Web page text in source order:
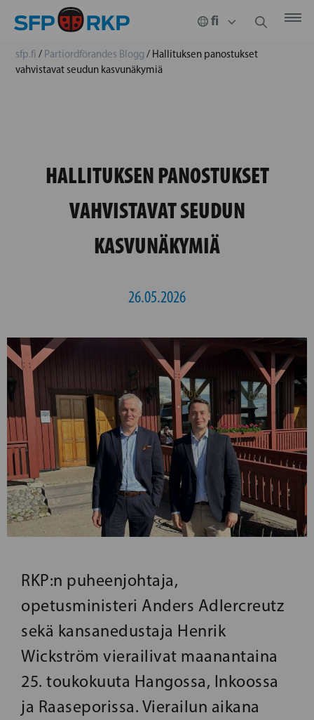
sfp.fi / Partiordförandes Blogg / Hallituksen panostukset
vahvistavat seudun kasvunäkymiä
HALLITUKSEN PANOSTUKSET
VAHVISTAVAT SEUDUN
KASVUNÄKYMIÄ
26.05.2026
RKP:n puheenjohtaja,
opetusministeri Anders Adlercreutz
sekä kansanedustaja Henrik
Wickström vierailivat maanantaina
25. toukokuuta Hangossa, Inkoossa
ja Raaseporissa. Vierailun aikana